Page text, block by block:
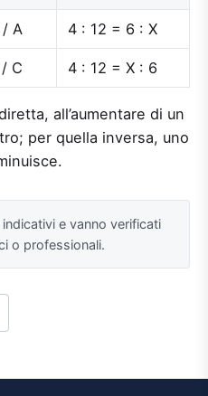
A 4 : 12 = 6 : X
C 4 : 12 = X : 6
all’aumentare di un
per quella inversa, uno
e vanno verificati
o professionali.